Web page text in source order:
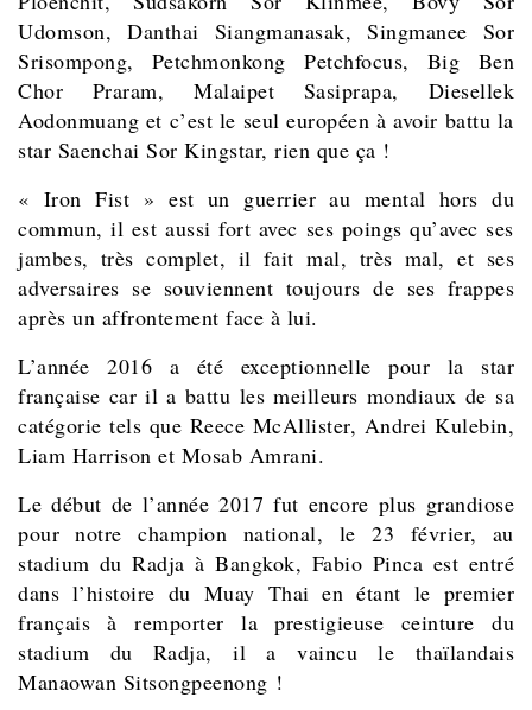
Udomson, Danthai Siangmanasak, Singmanee Sor
Srisompong, Petchmonkong Petchfocus, Big Ben
Chor Praram, Malaipet Sasiprapa, Diesellek
Aodonmuang et c’est le seul européen à avoir battu la
star Saenchai Sor Kingstar, rien que ça !
« Iron Fist » est un guerrier au mental hors du
commun, il est aussi fort avec ses poings qu’avec ses
jambes, très complet, il fait mal, très mal, et ses
adversaires se souviennent toujours de ses frappes
après un affrontement face à lui.
L’année 2016 a été exceptionnelle pour la star
française car il a battu les meilleurs mondiaux de sa
catégorie tels que Reece McAllister, Andrei Kulebin,
Liam Harrison et Mosab Amrani.
Le début de l’année 2017 fut encore plus grandiose
pour notre champion national, le 23 février, au
stadium du Radja à Bangkok, Fabio Pinca est entré
dans l’histoire du Muay Thai en étant le premier
français à remporter la prestigieuse ceinture du
stadium du Radja, il a vaincu le thaïlandais
Manaowan Sitsongpeenong !